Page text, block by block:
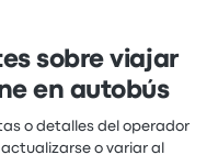
sobre viajar
en autobús
o detalles del operador
o variar al